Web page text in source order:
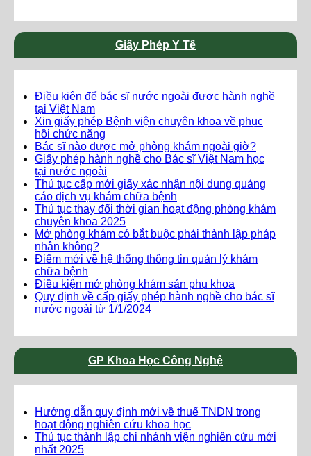
Giấy Phép Y Tế
Điều kiện để bác sĩ nước ngoài được hành nghề
tại Việt Nam
Xin giấy phép Bệnh viện chuyên khoa về phục
hồi chức năng
Bác sĩ nào được mở phòng khám ngoài giờ?
Giấy phép hành nghề cho Bác sĩ Việt Nam học
tại nước ngoài
Thủ tục cấp mới giấy xác nhận nội dung quảng
cáo dịch vụ khám chữa bệnh
Thủ tục thay đổi thời gian hoạt động phòng khám
chuyên khoa 2025
Mở phòng khám có bắt buộc phải thành lập pháp
nhân không?
Điểm mới về hệ thống thông tin quản lý khám
chữa bệnh
Điều kiện mở phòng khám sản phụ khoa
Quy định về cấp giấy phép hành nghề cho bác sĩ
nước ngoài từ 1/1/2024
GP Khoa Học Công Nghệ
Hướng dẫn quy định mới về thuế TNDN trong
hoạt động nghiên cứu khoa học
Thủ tục thành lập chi nhánh viện nghiên cứu mới
nhất 2025